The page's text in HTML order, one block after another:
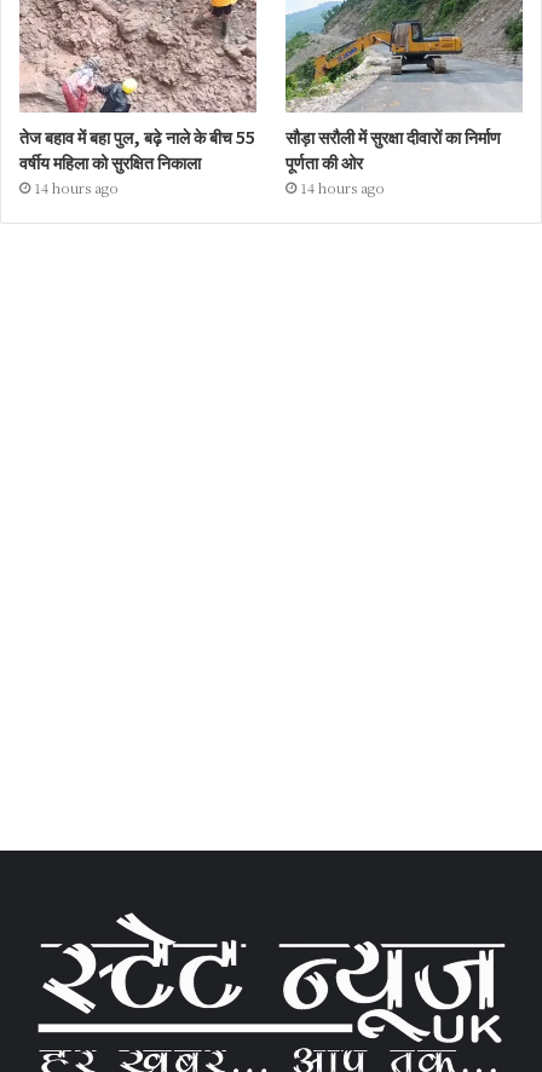
तेज बहाव में बहा पुल, बढ़े नाले के बीच 55
वर्षीय महिला को सुरक्षित निकाला
14 hours ago
सौड़ा सरौली में सुरक्षा दीवारों का निर्माण
पूर्णता की ओर
14 hours ago